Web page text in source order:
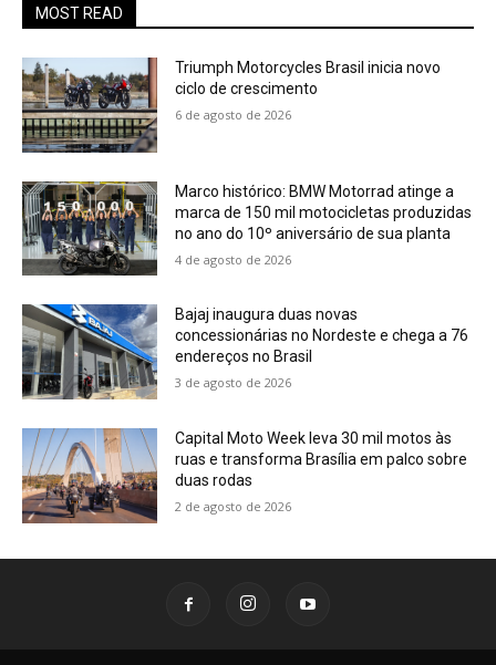
MOST READ
Triumph Motorcycles Brasil inicia novo
ciclo de crescimento
6 de agosto de 2026
Marco histórico: BMW Motorrad atinge a
marca de 150 mil motocicletas produzidas
no ano do 10º aniversário de sua planta
4 de agosto de 2026
Bajaj inaugura duas novas
concessionárias no Nordeste e chega a 76
endereços no Brasil
3 de agosto de 2026
Capital Moto Week leva 30 mil motos às
ruas e transforma Brasília em palco sobre
duas rodas
2 de agosto de 2026